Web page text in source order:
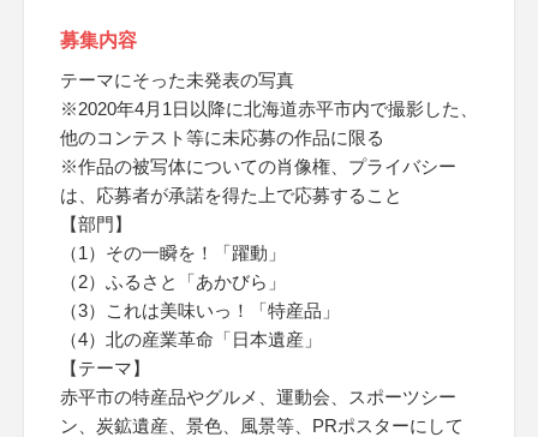
募集内容
テーマにそった未発表の写真
※2020年4月1日以降に北海道赤平市内で撮影した、
他のコンテスト等に未応募の作品に限る
※作品の被写体についての肖像権、プライバシー
は、応募者が承諾を得た上で応募すること
【部門】
（1）その一瞬を！「躍動」
（2）ふるさと「あかびら」
（3）これは美味いっ！「特産品」
（4）北の産業革命「日本遺産」
【テーマ】
赤平市の特産品やグルメ、運動会、スポーツシー
ン、炭鉱遺産、景色、風景等、PRポスターにして